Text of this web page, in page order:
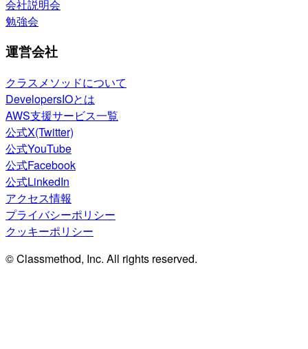
会社説明会
勉強会
運営会社
クラスメソッドについて
DevelopersIOとは
AWS支援サービス一覧
公式X(Twitter)
公式YouTube
公式Facebook
公式LinkedIn
アクセス情報
プライバシーポリシー
クッキーポリシー
© Classmethod, Inc. All rights reserved.